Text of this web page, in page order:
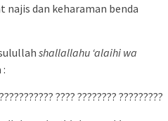
dan keharaman benda
shallallahu ‘alaihi wa
???? ???????? ?????????